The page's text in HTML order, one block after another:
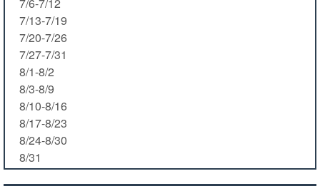
7/13-7/19
7/20-7/26
7/27-7/31
8/1-8/2
8/3-8/9
8/10-8/16
8/17-8/23
8/24-8/30
8/31